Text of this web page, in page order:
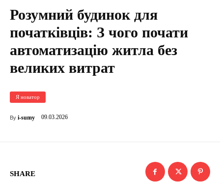
Розумний будинок для
початківців: З чого почати
автоматизацію житла без
великих витрат
Я новатор
By i-sumy 09.03.2026
SHARE